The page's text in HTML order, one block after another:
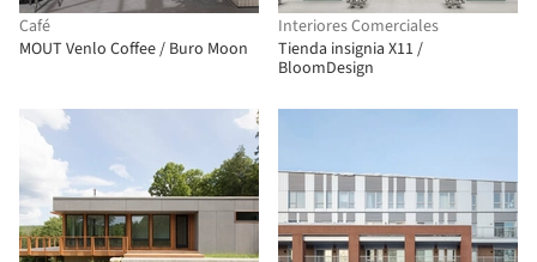
Café
MOUT Venlo Coffee / Buro Moon
Interiores Comerciales
Tienda insignia X11 /
BloomDesign